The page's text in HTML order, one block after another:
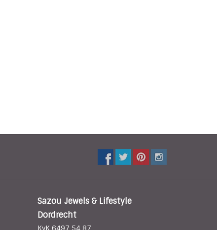
Sazou Jewels & Lifestyle
Dordrecht
KvK 6497 54 87